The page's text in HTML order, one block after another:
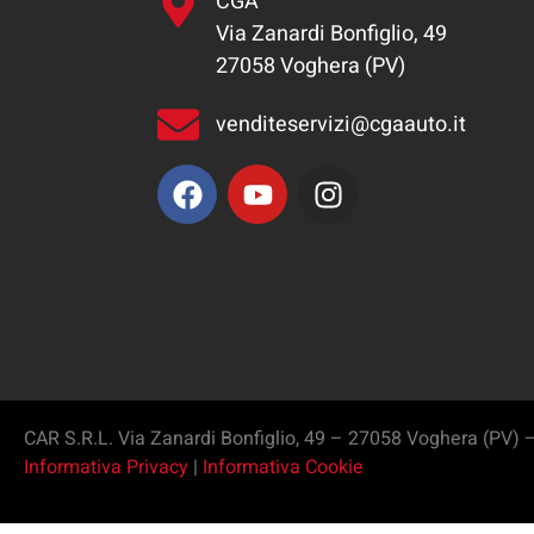
Via Zanardi Bonfiglio, 49
27058 Voghera (PV)
venditeservizi@cgaauto.it
CAR S.R.L. Via Zanardi Bonfiglio, 49 – 27058 Voghera (PV)
Informativa Privacy | Informativa Cookie